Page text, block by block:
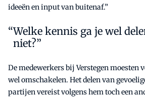
ideeën en input van buitenaf.”
Welke kennis ga je wel
niet?”
De medewerkers bij Verstegen moesten
wel omschakelen. Het delen van
partijen vereist volgens hem toch een